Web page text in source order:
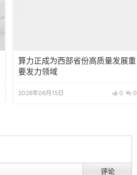
算力正成为西部省份高质量发展重
要发力领域
2026年06月15日 0 0
评论